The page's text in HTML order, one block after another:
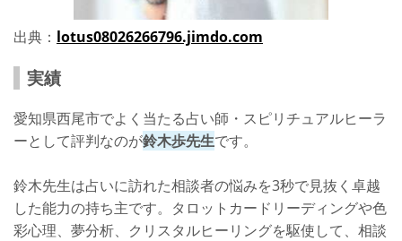
出典： lotus08026266796.jimdo.com
実績
愛知県西尾市でよく当たる占い師・スピリチュアルヒーラ
ーとして評判なのが鈴木歩先生です。
鈴木先生は占いに訪れた相談者の悩みを3秒で見抜く卓越
した能力の持ち主です。タロットカードリーディングや色
彩心理、夢分析、クリスタルヒーリングを駆使して、相談